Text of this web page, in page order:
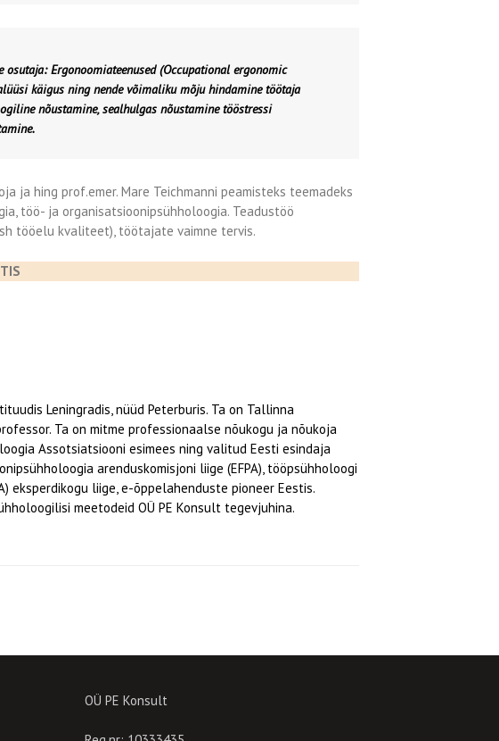
osutaja:Ergonoomiateenused (Occupational ergonomic
käigus ning nende võimaliku mõju hindamine töötaja
nõustamine, sealhulgas nõustamine tööstressi
ja hing prof.emer. Mare Teichmanni peamisteks teemadeks
töö- ja organisatsioonipsühholoogia. Teadustöö
tööelu kvaliteet), töötajate vaimne tervis.
Leningradis, nüüd Peterburis. Ta on Tallinna
Ta on mitme professionaalse nõukogu ja nõukoja
Assotsiatsiooni esimees ning valitud Eesti esindaja
arenduskomisjoni liige (EFPA), tööpsühholoogi
eksperdikogu liige, e-õppelahenduste pioneer Eestis.
meetodeid OÜ PE Konsult tegevjuhina.
OÜ PE Konsult